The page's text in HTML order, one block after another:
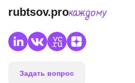
rubtsov.proкаждому
Задать вопрос